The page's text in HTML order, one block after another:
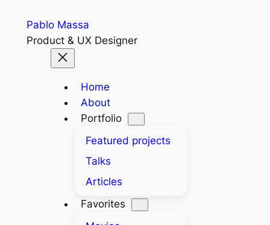
content
Pablo Massa
Product & UX Designer
Home
About
Portfolio
Featured projects
Talks
Articles
Favorites